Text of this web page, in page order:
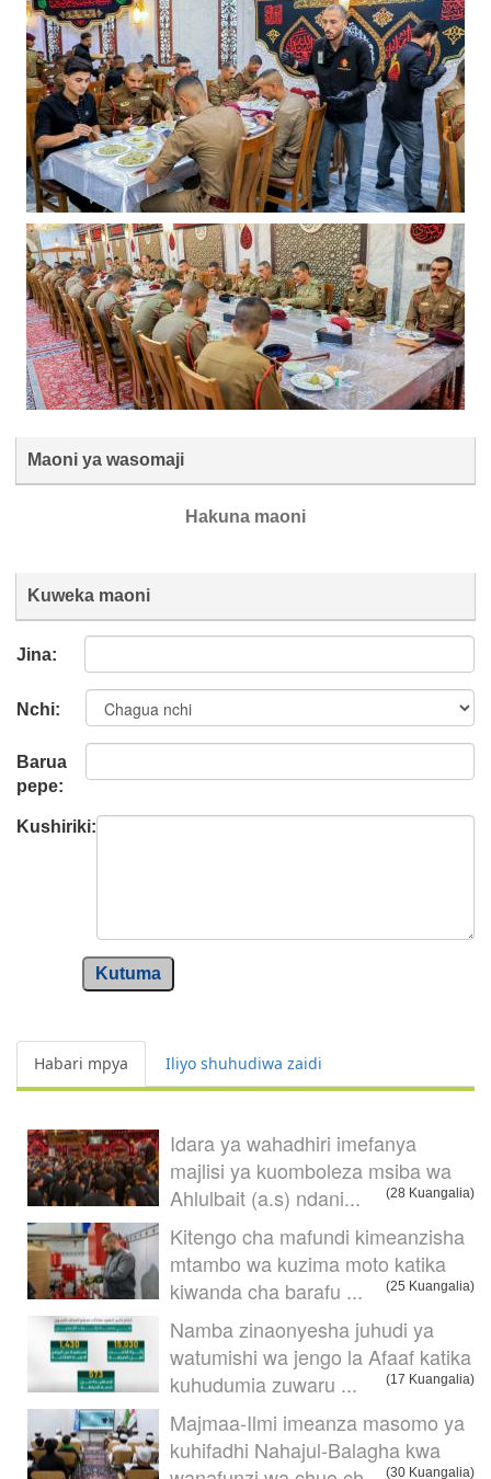
Maoni ya wasomaji
Hakuna maoni
Kuweka maoni
Jina:
Nchi:
Barua
pepe:
Kushiriki:
Kutuma
Habari mpya Iliyo shuhudiwa zaidi
Idara ya wahadhiri imefanya
majlisi ya kuomboleza msiba wa
Ahlulbait (a.s) ndani...
(28 Kuangalia)
Kitengo cha mafundi kimeanzisha
mtambo wa kuzima moto katika
kiwanda cha barafu ...
(25 Kuangalia)
Namba zinaonyesha juhudi ya
watumishi wa jengo la Afaaf katika
kuhudumia zuwaru ...
(17 Kuangalia)
Majmaa-Ilmi imeanza masomo ya
kuhifadhi Nahajul-Balagha kwa
(30 Kuangalia)